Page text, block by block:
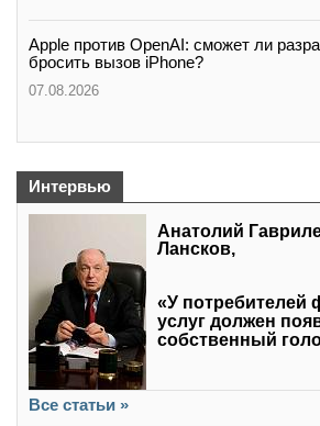
Apple против OpenAI: сможет ли
бросить вызов iPhone?
07.08.2026
Интервью
Анатолий
Лансков,
«У потребителей
услуг должен
собственный
Все статьи »